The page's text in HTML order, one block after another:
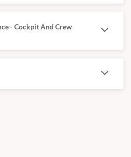
- Cockpit And Crew